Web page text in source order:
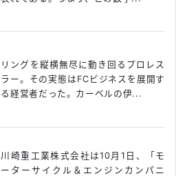
リングを縦横無尽に動き回るプロレス
ラー。その実態はFCビジネスを展開す
る経営者だった。カーベルの伊...
川崎重工業株式会社は10月1日、「モ
ーターサイクル＆エンジンカンパニ